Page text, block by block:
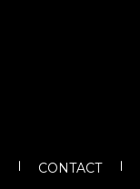
CONTACT